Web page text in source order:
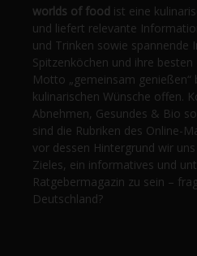
worlds of food ist eine
und liefert relevante
und Trinken sowie spannende
Spitzenköchen und ihre
Motto „gemeinsam genießen“
kulinarischen Wünsche offen.
Abnehmen, Gesundes & Bio
sind die Rubriken des Online-
vor dessen Hintergrund wir
Zieles, ein informatives und
Ratgebermagazin zu sein –
Deutschland?